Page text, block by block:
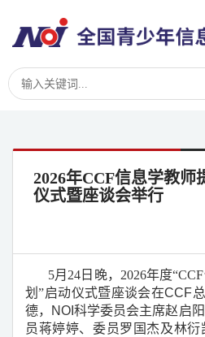
2026年CCF信息学教师
仪式暨座谈会举行
5月 24 日晚， 2026年度“CCF
划”启动仪式暨座谈会在CCF
德，
NOI科学委员会主席赵启
员蒋婷婷、委员罗国杰及林